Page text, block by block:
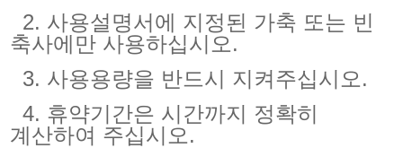
2. 사용설명서에 지정된 가축 또는 빈
축사에만 사용하십시오.
3. 사용용량을 반드시 지켜주십시오.
4. 휴약기간은 시간까지 정확히
계산하여 주십시오.